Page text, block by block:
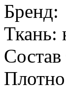
Бренд:
Ткань:
Состав